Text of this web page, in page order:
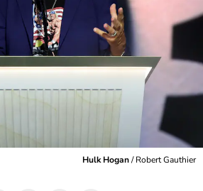
Hulk Hogan/Robert Gauthier